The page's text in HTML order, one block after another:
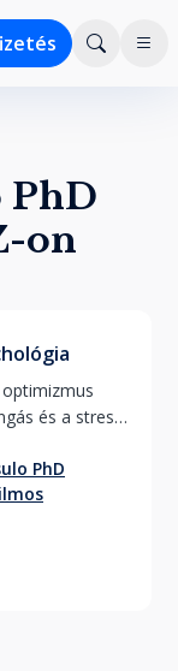
PhD
on
és a stressz
PhD